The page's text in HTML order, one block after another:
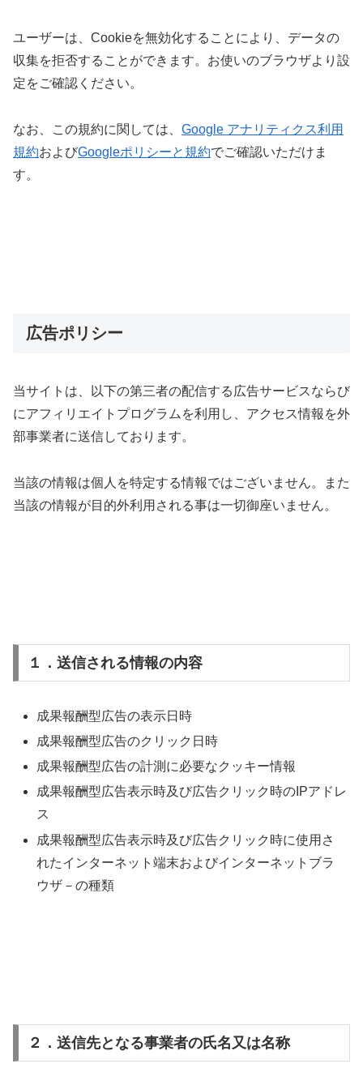
ユーザーは、Cookieを無効化することにより、データの
収集を拒否することができます。お使いのブラウザより設
定をご確認ください。
なお、この規約に関しては、 Google アナリティクス利用
規約およびGoogleポリシーと規約でご確認いただけま
す。
広告ポリシー
当サイトは、以下の第三者の配信する広告サービスならび
にアフィリエイトプログラムを利用し、アクセス情報を外
部事業者に送信しております。
当該の情報は個人を特定する情報ではございません。また
当該の情報が目的外利用される事は一切御座いません。
１．送信される情報の内容
成果報酬型広告の表示日時
成果報酬型広告のクリック日時
成果報酬型広告の計測に必要なクッキー情報
成果報酬型広告表示時及び広告クリック時のIPアドレ
ス
成果報酬型広告表示時及び広告クリック時に使用さ
れたインターネット端末およびインターネットブラ
ウザ－の種類
２．送信先となる事業者の氏名又は名称